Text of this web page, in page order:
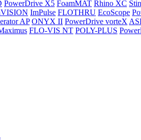
PowerDrive X5 FoamMAT Rhino XC
ImPulse FLOTHRU EcoScope
AP ONYX II PowerDrive vorteX
FLO-VIS NT POLY-PLUS